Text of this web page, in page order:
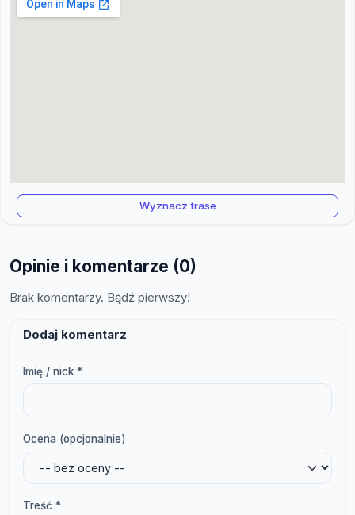
Wyznacz trase
Opinie i komentarze (0)
Brak komentarzy. Bądź pierwszy!
Dodaj komentarz
Imię / nick *
Ocena (opcjonalnie)
Treść *